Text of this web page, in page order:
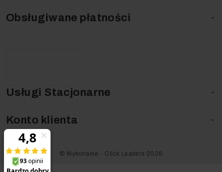
Obsługiwane płatności 
Usługi Stacjonarne 
Konto klienta 
©️ Wykonanie - Click Leaders 2026